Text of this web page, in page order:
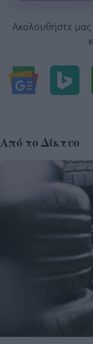
Ακολουθήστε μας
Από το Δίκτυο